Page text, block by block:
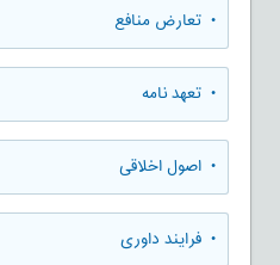
• تعارض منافع
• تعهد نامه
• اصول اخلاقی
• فرایند داوری